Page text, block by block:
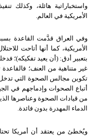
واستخباراتية هائلة، وكذلك
الأمريكية في العالم.
وفي العراق قدَّمت القاعدة بسبب
الأمريكية، كما أنها أتاحت
بتعبير أدق: (أن يعيد تفكيكه)؛
غير متناهية من العنف؛
تكوين مجالس الصحوة التي
أتباع الصحوات وإدماجهم في
من قيادات الصحوة وعناصرها
الدماء المهدرة بدون فائدة.
ويُخطئ من يعتقد أن أمريكا